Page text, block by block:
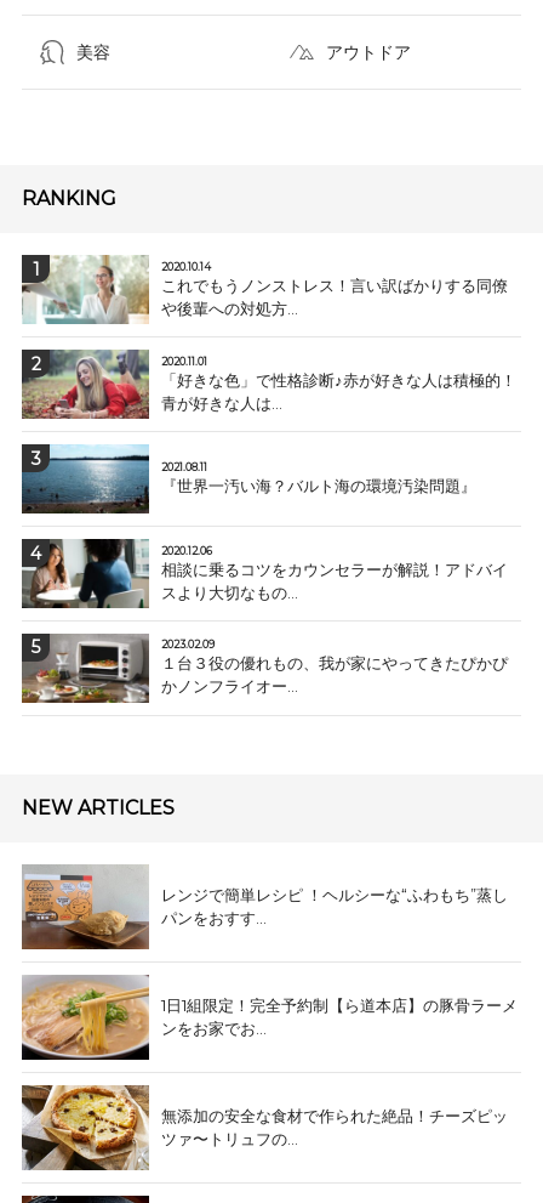
美容 アウトドア
RANKING
2020.10.14
これでもうノンストレス！言い訳ばかりする同僚
や後輩への対処方...
2020.11.01
「好きな色」で性格診断♪赤が好きな人は積極的！
青が好きな人は...
2021.08.11
『世界一汚い海？バルト海の環境汚染問題』
2020.12.06
相談に乗るコツをカウンセラーが解説！アドバイ
スより大切なもの...
2023.02.09
１台３役の優れもの、我が家にやってきたぴかぴ
かノンフライオー...
NEW ARTICLES
レンジで簡単レシピ ！ヘルシーな“ふわもち”蒸し
パンをおすす...
1日1組限定！完全予約制【ら道本店】の豚骨ラーメ
ンをお家でお...
無添加の安全な食材で作られた絶品！チーズピッ
ツァ〜トリュフの...